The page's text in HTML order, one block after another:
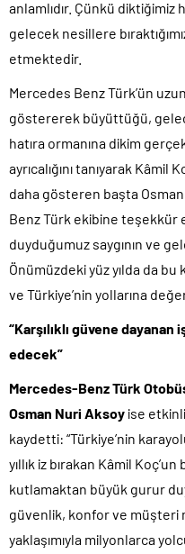
anlamlıdır. Çünkü diktiğimiz
gelecek nesillere
etmektedir.
Mercedes Benz Türk’ün
göstererek büyüttüğü,
hatıra ormanına dikim
ayrıcalığını tanıyarak
daha gösteren başta
Benz Türk ekibine teşekkür
duyduğumuz saygının ve
Önümüzdeki yüz yılda da
ve Türkiye’nin yollarına
“Karşılıklı güvene
edecek”
Mercedes-Benz Türk
Osman Nuri Aksoy ise
kaydetti: “Türkiye’nin
yıllık iz bırakan Kâmil
kutlamaktan büyük gurur
güvenlik, konfor ve müşteri
yaklaşımıyla milyonlarca